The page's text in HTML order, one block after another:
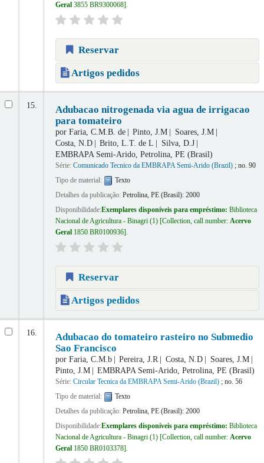
Geral 3855 BR9300068 .
Reservar
Artigos pedidos
15.
Adubacao nitrogenada via agua de irrigacao
para tomateiro
por Faria, C.M.B. de Pinto, J.M
Soares, J.M
Costa, N.D
Brito, L.T. de L
Silva, D.J
EMBRAPA Semi-Arido, Petrolina, PE (Brasil)
Série: Comunicado Tecnico da EMBRAPA Semi-Arido (Brazil); no. 90
Tipo de material:
Texto
Detalhes da publicação: Petrolina, PE (Brasil): 2000
Disponibilidade:Exemplares disponíveis para empréstimo: Biblioteca
Nacional de Agricultura - Binagri(1) Collection, call number: Acervo
Geral 1850 BR0100936 .
Reservar
Artigos pedidos
16.
Adubacao do tomateiro rasteiro no Submedio
Sao Francisco
por Faria, C.M.b Pereira, J.R Costa, N.D
Soares, J.M
Pinto, J.M
EMBRAPA Semi-Arido, Petrolina, PE (Brasil)
Série: Circular Tecnica da EMBRAPA Semi-Arido (Brazil); no. 56
Tipo de material:
Texto
Detalhes da publicação: Petrolina, PE (Brasil): 2000
Disponibilidade:Exemplares disponíveis para empréstimo: Biblioteca
Nacional de Agricultura - Binagri(1) Collection, call number: Acervo
Geral 1850 BR0103378 .